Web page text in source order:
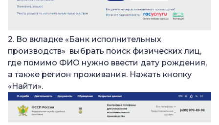
2. Во вкладке «Банк исполнительных
производств» выбрать поиск физических лиц,
где помимо ФИО нужно ввести дату рождения,
а также регион проживания. Нажать кнопку
«Найти».